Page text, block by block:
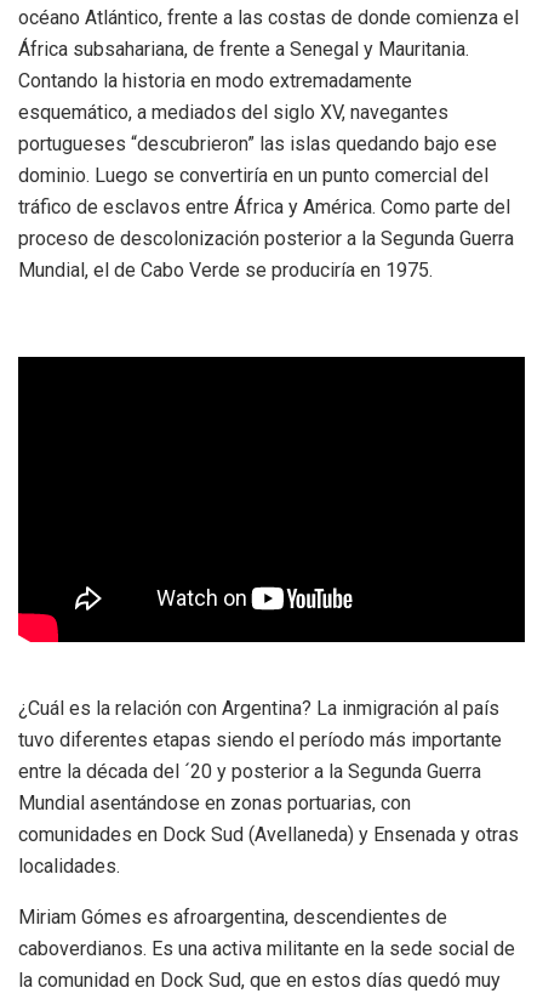
océano Atlántico, frente a las costas de donde comienza el
África subsahariana, de frente a Senegal y Mauritania.
Contando la historia en modo extremadamente
esquemático, a mediados del siglo XV, navegantes
portugueses “descubrieron” las islas quedando bajo ese
dominio. Luego se convertiría en un punto comercial del
tráfico de esclavos entre África y América. Como parte del
proceso de descolonización posterior a la Segunda Guerra
Mundial, el de Cabo Verde se produciría en 1975.
¿Cuál es la relación con Argentina? La inmigración al país
tuvo diferentes etapas siendo el período más importante
entre la década del ´20 y posterior a la Segunda Guerra
Mundial asentándose en zonas portuarias, con
comunidades en Dock Sud (Avellaneda) y Ensenada y otras
localidades.
Miriam Gómes es afroargentina, descendientes de
caboverdianos. Es una activa militante en la sede social de
la comunidad en Dock Sud, que en estos días quedó muy